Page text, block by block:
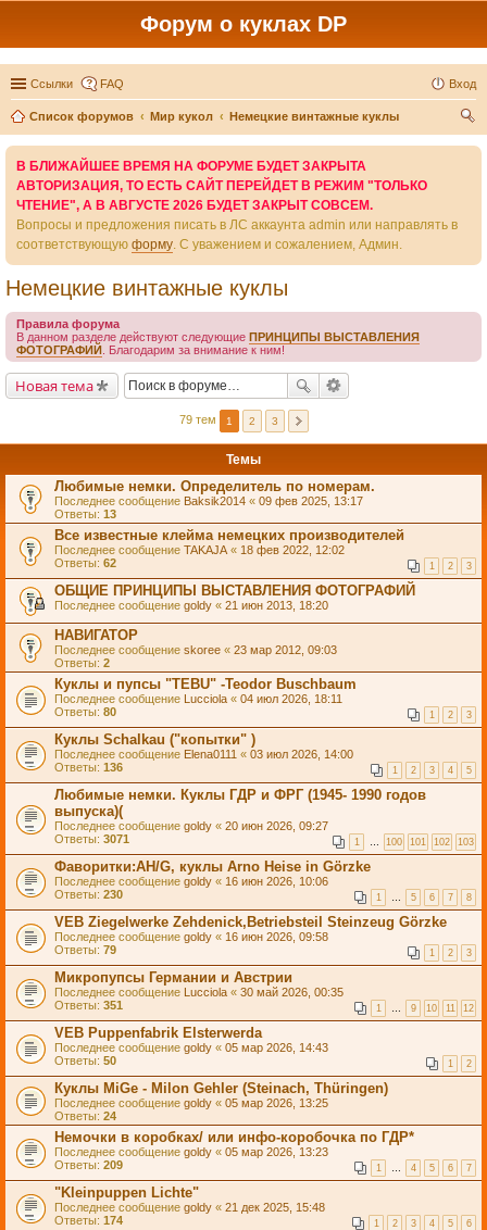
Форум о куклах DP
Ссылки FAQ Вход
Список форумов Мир кукол
Немецкие винтажные куклы
В БЛИЖАЙШЕЕ ВРЕМЯ НА ФОРУМЕ БУДЕТ ЗАКРЫТА
АВТОРИЗАЦИЯ, ТО ЕСТЬ САЙТ ПЕРЕЙДЕТ В РЕЖИМ "ТОЛЬКО
ЧТЕНИЕ", А В АВГУСТЕ 2026 БУДЕТ ЗАКРЫТ СОВСЕМ.
Вопросы и предложения писать в ЛС аккаунта admin или направлять в
соответствующую форму. С уважением и сожалением, Админ.
Немецкие винтажные куклы
Правила форума
В данном разделе действуют следующие ПРИНЦИПЫ ВЫСТАВЛЕНИЯ
ФОТОГРАФИЙ . Благодарим за внимание к ним!
Новая тема
79 тем 1 2 3
Темы
Любимые немки. Определитель по номерам.
Последнее сообщение Baksik2014 « 09 фев 2025, 13:17
Ответы: 13
Все известные клейма немецких производителей
Последнее сообщение TAKAJA « 18 фев 2022, 12:02
Ответы: 62 1 2 3
ОБЩИЕ ПРИНЦИПЫ ВЫСТАВЛЕНИЯ ФОТОГРАФИЙ
Последнее сообщение goldy « 21 июн 2013, 18:20
НАВИГАТОР
Последнее сообщение skoree « 23 мар 2012, 09:03
Ответы: 2
Куклы и пупсы "TEBU" -Теоdor Buschbaum
Последнее сообщение Lucciola « 04 июл 2026, 18:11
Ответы: 80 1 2 3
Куклы Sсhаlkau ("копытки" )
Последнее сообщение Elena0111 « 03 июл 2026, 14:00
Ответы: 136 1 2 3 4 5
Любимые немки. Куклы ГДР и ФРГ (1945- 1990 годов
выпуска)(
Последнее сообщение goldy « 20 июн 2026, 09:27
Ответы: 3071 1 … 100 101 102 103
Фаворитки:AH/G, куклы Arno Heise in Görzke
Последнее сообщение goldy « 16 июн 2026, 10:06
Ответы: 230 1 … 5 6 7 8
VEB Ziegelwerke Zehdenick,Betriebsteil Steinzeug Görzke
Последнее сообщение goldy « 16 июн 2026, 09:58
Ответы: 79 1 2 3
Микропупсы Германии и Австрии
Последнее сообщение Lucciola « 30 май 2026, 00:35
Ответы: 351 1 … 9 10 11 12
VEB Puppenfabrik Elsterwerda
Последнее сообщение goldy « 05 мар 2026, 14:43
Ответы: 50 1 2
Куклы MiGe - Milon Gehler (Steinach, Thüringen)
Последнее сообщение goldy « 05 мар 2026, 13:25
Ответы: 24
Немочки в коробках/ или инфо-коробочка по ГДР*
Последнее сообщение goldy « 05 мар 2026, 13:23
Ответы: 209 1 … 4 5 6 7
"Kleinpuppen Lichte"
Последнее сообщение goldy « 21 дек 2025, 15:48
Ответы: 174 1 2 3 4 5 6